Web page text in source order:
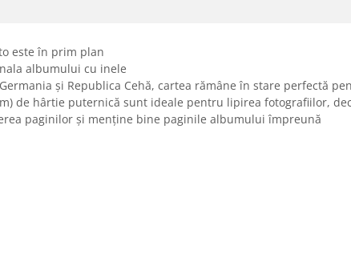
este în prim plan
albumului cu inele
și Republica Cehă, cartea rămâne în stare perfectă
cm) de hârtie puternică sunt ideale pentru lipirea fotografiilor,
paginilor și menține bine paginile albumului împreună